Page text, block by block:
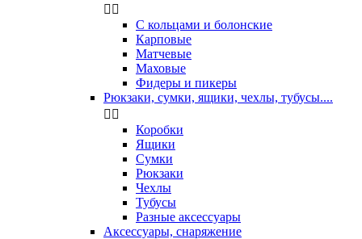
 
С кольцами и болонские
Карповые
Матчевые
Маховые
Фидеры и пикеры
Рюкзаки, сумки, ящики, чехлы, тубусы....
 
Коробки
Ящики
Сумки
Рюкзаки
Чехлы
Тубусы
Разные аксессуары
Аксессуары, снаряжение